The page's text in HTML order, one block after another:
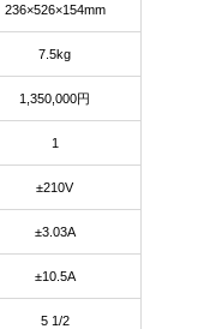
236×526×154mm
7.5kg
1,350,000円
1
±210V
±3.03A
±10.5A
5 1/2